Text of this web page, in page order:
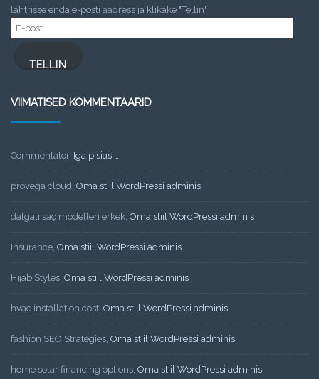
lahtrisse enda e-posti aadress ja klikake "Tellin"
E-
post
TELLIN
VIIMATISED KOMMENTAARID
Commentator, Iga pisiasi…
provega cloud Oma stiil WordPressi adminis
dalgalı saç modelleri erkek Oma stiil WordPressi adminis
Insurance Oma stiil WordPressi adminis
Hijab Styles Oma stiil WordPressi adminis
hvac installation cost Oma stiil WordPressi adminis
fashion SEO Strategies Oma stiil WordPressi adminis
home solar financing options Oma stiil WordPressi adminis